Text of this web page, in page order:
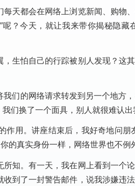
天都会在网络上浏览新闻、购物、
？今天，就让我来带你揭秘隐藏
生怕自己的行踪被别人发现？这
们的网络请求转发到另一个地方
们换了一个面具，别人就很难认出
用。讲座结束后，我好奇地问朋
的真实身份一样，网络世界也不例
知。有一天，我在网上看到一个
到了一封警告邮件，说我涉嫌违